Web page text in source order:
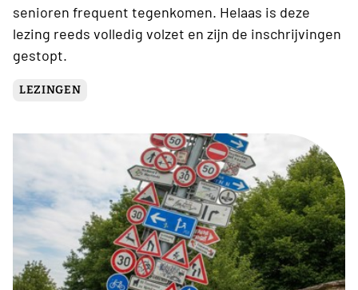
senioren frequent tegenkomen. Helaas is deze
lezing reeds volledig volzet en zijn de inschrijvingen
gestopt.
LEZINGEN